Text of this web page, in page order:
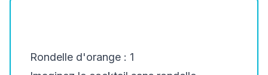
Rondelle d'orange : 1